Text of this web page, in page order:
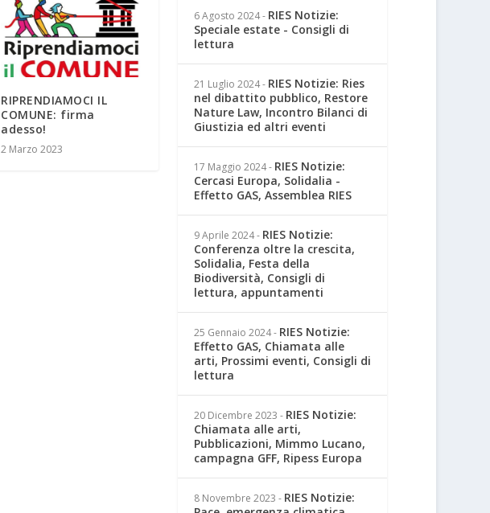
RIPRENDIAMOCI IL
COMUNE: firma
adesso!
2 Marzo 2023
6 Agosto 2024- RIES Notizie:
Speciale estate - Consigli di
lettura
21 Luglio 2024- RIES Notizie: Ries
nel dibattito pubblico, Restore
Nature Law, Incontro Bilanci di
Giustizia ed altri eventi
17 Maggio 2024- RIES Notizie:
Cercasi Europa, Solidalia -
Effetto GAS, Assemblea RIES
9 Aprile 2024- RIES Notizie:
Conferenza oltre la crescita,
Solidalia, Festa della
Biodiversità, Consigli di
lettura, appuntamenti
25 Gennaio 2024- RIES Notizie:
Effetto GAS, Chiamata alle
arti, Prossimi eventi, Consigli di
lettura
20 Dicembre 2023 - RIES Notizie:
Chiamata alle arti,
Pubblicazioni, Mimmo Lucano,
campagna GFF, Ripess Europa
8 Novembre 2023 - RIES Notizie: